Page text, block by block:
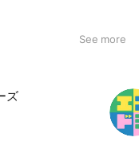
See more
ズ